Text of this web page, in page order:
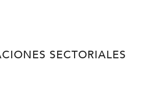
SECTORIALES